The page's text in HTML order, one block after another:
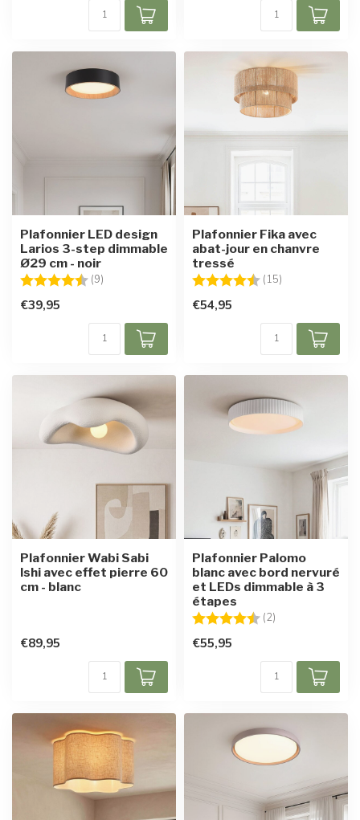
Plafonnier LED design
Larios 3-step dimmable
Ø29 cm - noir
Note:
(9)
€39,95
Plafonnier Fika avec
abat-jour en chanvre
tressé
Note:
(15)
€54,95
Plafonnier Wabi Sabi
Ishi avec effet pierre 60
cm - blanc
€89,95
Plafonnier Palomo
blanc avec bord nervuré
et LEDs dimmable à 3
étapes
Note:
(2)
€55,95